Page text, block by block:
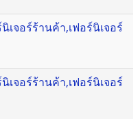
เจอร์ร้านค้า,เฟอร์นิเจอร์
เจอร์ร้านค้า,เฟอร์นิเจอร์